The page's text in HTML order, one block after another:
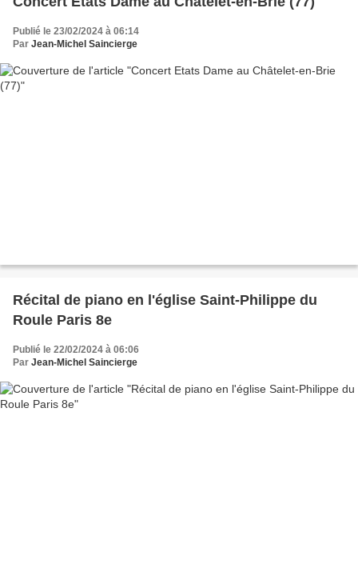
Publié le 23/02/2024 à 06:14
Par Jean-Michel Saincierge
Récital de piano en l'église Saint-Philippe du
Roule Paris 8e
Publié le 22/02/2024 à 06:06
Par Jean-Michel Saincierge